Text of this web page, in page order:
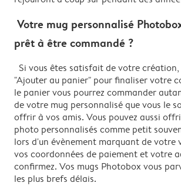
Votre mug personnalisé
prêt à être commandé ?
Si vous êtes satisfait de votre création,
"Ajouter au panier" pour finaliser votre
le panier vous pourrez commander
de votre mug personnalisé que vous le
offrir à vos amis. Vous pouvez aussi
photo personnalisés comme petit
lors d'un évènement marquant de votre
vos coordonnées de paiement et votre
confirmez. Vos mugs Photobox vous
les plus brefs délais.